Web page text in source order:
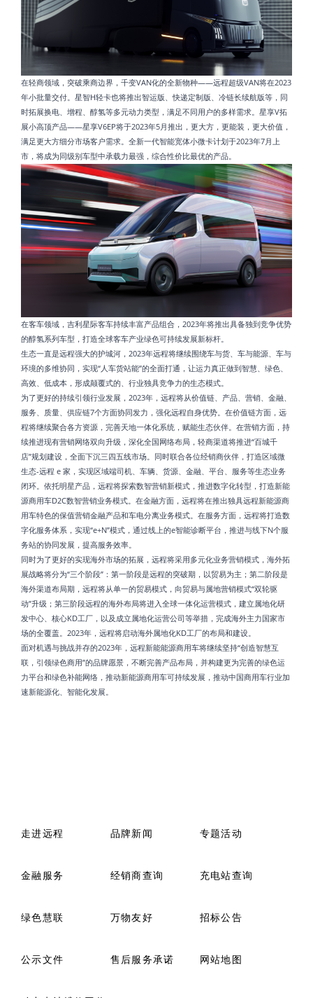
在轻商领域，突破乘商边界，千变VAN化的全新物种——远程超级VAN将在2023
年小批量交付。星智H轻卡也将推出智运版、快递定制版、冷链长续航版等，同
时拓展换电、增程、醇氢等多元动力类型，满足不同用户的多样需求。星享V拓
展小高顶产品——星享V6EP将于2023年5月推出，更大方，更能装，更大价值，
满足更大方细分市场客户需求。全新一代智能宽体小微卡计划于2023年7月上
市，将成为同级别车型中承载力最强，综合性价比最优的产品。
在客车领域，吉利星际客车持续丰富产品组合，2023年将推出具备独到竞争优势
的醇氢系列车型，打造全球客车产业绿色可持续发展新标杆。
生态一直是远程强大的护城河，2023年远程将继续围绕车与货、车与能源、车与
环境的多维协同，实现“人车货站能”的全面打通，让运力真正做到智慧、绿色、
高效、低成本，形成颠覆式的、行业独具竞争力的生态模式。
为了更好的持续引领行业发展，2023年，远程将从价值链、产品、营销、金融、
服务、质量、供应链7个方面协同发力，强化远程自身优势。在价值链方面，远
程将继续聚合各方资源，完善天地一体化系统，赋能生态伙伴。在营销方面，持
续推进现有营销网络双向升级，深化全国网络布局，轻商渠道将推进“百城千
店”规划建设，全面下沉三四五线市场。同时联合各位经销商伙伴，打造区域微
生态-远程 e 家，实现区域端司机、车辆、货源、金融、平台、服务等生态业务
闭环。依托明星产品，远程将探索数智营销新模式，推进数字化转型，打造新能
源商用车D2C数智营销业务模式。在金融方面，远程将在推出独具远程新能源商
用车特色的保值营销金融产品和车电分离业务模式。在服务方面，远程将打造数
字化服务体系，实现“e+N”模式，通过线上的e智能诊断平台，推进与线下N个服
务站的协同发展，提高服务效率。
同时为了更好的实现海外市场的拓展，远程将采用多元化业务营销模式，海外拓
展战略将分为“三个阶段”：第一阶段是远程的突破期，以贸易为主；第二阶段是
海外渠道布局期，远程将从单一的贸易模式，向贸易与属地营销模式“双轮驱
动”升级；第三阶段远程的海外布局将进入全球一体化运营模式，建立属地化研
发中心、核心KD工厂，以及成立属地化运营公司等举措，完成海外主力国家市
场的全覆盖。2023年，远程将启动海外属地化KD工厂的布局和建设。
面对机遇与挑战并存的2023年，远程新能能源商用车将继续坚持“创造智慧互
联，引领绿色商用”的品牌愿景，不断完善产品布局，并构建更为完善的绿色运
力平台和绿色补能网络，推动新能源商用车可持续发展，推动中国商用车行业加
速新能源化、智能化发展。
走进远程 品牌新闻 专题活动
金融服务 经销商查询 充电站查询
绿色慧联 万物友好 招标公告
公示文件 售后服务承诺 网站地图